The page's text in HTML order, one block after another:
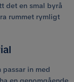
det en smal byrå
rummet rymligt
in med